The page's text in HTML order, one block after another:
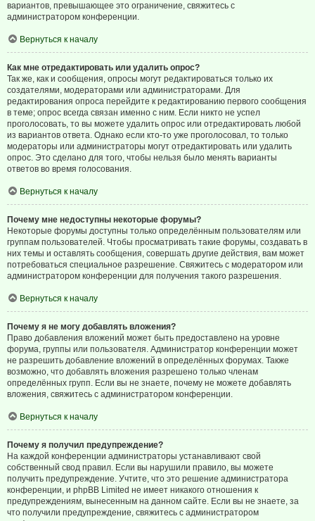
вариантов, превышающее это ограничение, свяжитесь с
администратором конференции.
Вернуться к началу
Как мне отредактировать или удалить опрос?
Так же, как и сообщения, опросы могут редактироваться только их
создателями, модераторами или администраторами. Для
редактирования опроса перейдите к редактированию первого сообщения
в теме; опрос всегда связан именно с ним. Если никто не успел
проголосовать, то вы можете удалить опрос или отредактировать любой
из вариантов ответа. Однако если кто-то уже проголосовал, то только
модераторы или администраторы могут отредактировать или удалить
опрос. Это сделано для того, чтобы нельзя было менять варианты
ответов во время голосования.
Вернуться к началу
Почему мне недоступны некоторые форумы?
Некоторые форумы доступны только определённым пользователям или
группам пользователей. Чтобы просматривать такие форумы, создавать в
них темы и оставлять сообщения, совершать другие действия, вам может
потребоваться специальное разрешение. Свяжитесь с модератором или
администратором конференции для получения такого разрешения.
Вернуться к началу
Почему я не могу добавлять вложения?
Право добавления вложений может быть предоставлено на уровне
форума, группы или пользователя. Администратор конференции может
не разрешить добавление вложений в определённых форумах. Также
возможно, что добавлять вложения разрешено только членам
определённых групп. Если вы не знаете, почему не можете добавлять
вложения, свяжитесь с администратором конференции.
Вернуться к началу
Почему я получил предупреждение?
На каждой конференции администраторы устанавливают свой
собственный свод правил. Если вы нарушили правило, вы можете
получить предупреждение. Учтите, что это решение администратора
конференции, и phpBB Limited не имеет никакого отношения к
предупреждениям, вынесенным на данном сайте. Если вы не знаете, за
что получили предупреждение, свяжитесь с администратором